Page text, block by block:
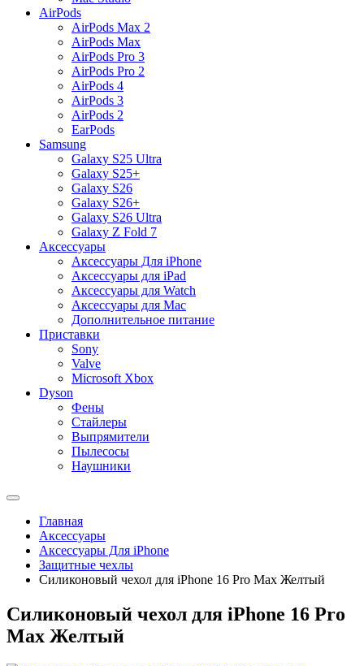
AirPods
AirPods Max 2
AirPods Max
AirPods Pro 3
AirPods Pro 2
AirPods 4
AirPods 3
AirPods 2
EarPods
Samsung
Galaxy S25 Ultra
Galaxy S25+
Galaxy S26
Galaxy S26+
Galaxy S26 Ultra
Galaxy Z Fold 7
Аксессуары
Аксессуары Для iPhone
Аксессуары для iPad
Аксессуары для Watch
Аксессуары для Mac
Дополнительное питание
Приставки
Sony
Valve
Microsoft Xbox
Dyson
Фены
Стайлеры
Выпрямители
Пылесосы
Наушники
Главная
Аксессуары
Аксессуары Для iPhone
Защитные чехлы
Силиконовый чехол для iPhone 16 Pro Max Желтый
Силиконовый чехол для iPhone 16 Pro
Max Желтый